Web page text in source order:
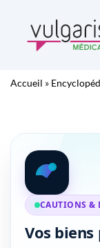
contenu
Accueil »
CAUTIONS &
Vos